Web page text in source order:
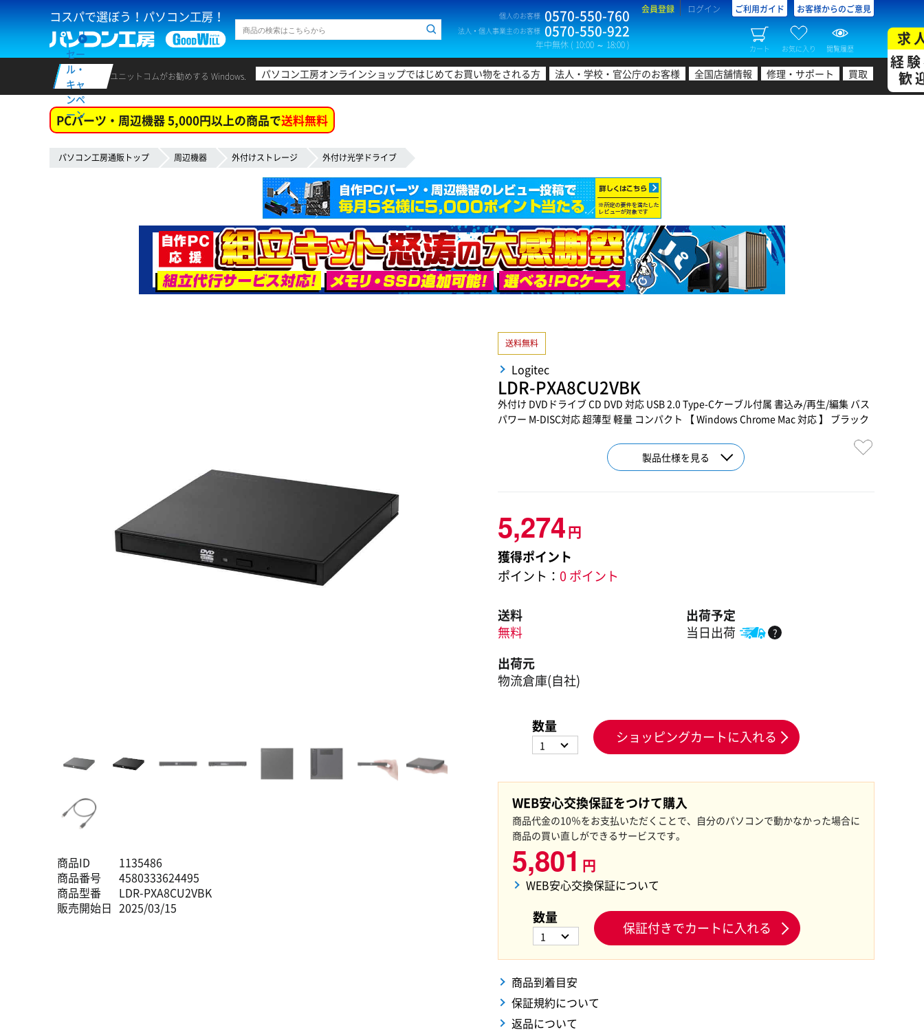
コスパで選ぼう！パソコン工房！ 個人のお客様 0570-550-760
法人・個人事業主のお客様 0570-550-922
年中無休 ( 10:00 ～ 18:00 )
会員登録 ログイン ご利用ガイド お客様からのご意見
カート お気に入り 閲覧履歴
セー
ル・
キャ
ンペ
ーン
ユニットコムがお勧めする Windows. パソコン工房オンラインショップではじめてお買い物をされる方 法人・学校・官公庁のお客様 全国店舗情報 修理・サポート 買取
求
経
歓
PCパーツ・周辺機器 5,000円以上の商品で送料無料
パソコン工房通販トップ 周辺機器 外付けストレージ 外付け光学ドライブ
商品ID
1135486
商品番号
4580333624495
商品型番
LDR-PXA8CU2VBK
販売開始日 2025/03/15
送料無料
Logitec
LDR-PXA8CU2VBK
外付け DVDドライブ CD DVD 対応 USB 2.0 Type-Cケーブル付属 書込み/再生/編集 バス
パワー M-DISC対応 超薄型 軽量 コンパクト 【 Windows Chrome Mac 対応 】 ブラック
製品仕様を見る
5,274円
獲得ポイント
ポイント： 0 ポイント
送料
無料
出荷予定
当日出荷
?
出荷元
物流倉庫(自社)
数量
1 ショッピングカートに入れる
WEB安心交換保証をつけて購入
商品代金の10％をお支払いただくことで、自分のパソコンで動かなかった場合に
商品の買い直しができるサービスです。
5,801 円
WEB安心交換保証について
数量
1 保証付きでカートに入れる
商品到着目安
保証規約について
返品について